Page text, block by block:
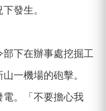
發生。
下在辦事處挖掘工
一機場的砲擊。
電。「不要擔心我